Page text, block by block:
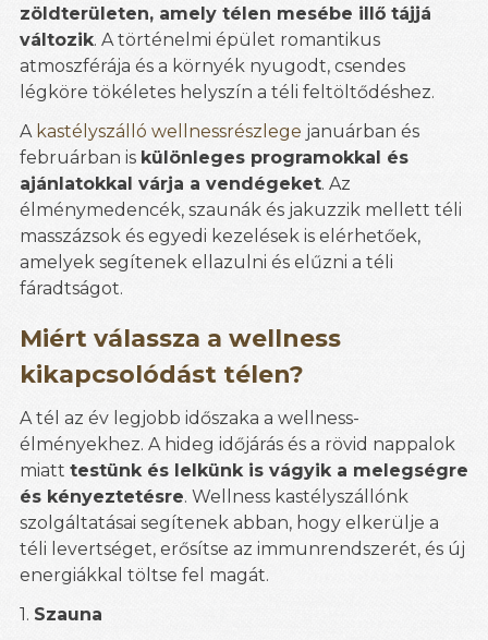
zöldterületen, amely télen mesébe illő tájjá
változik. A történelmi épület romantikus
atmoszférája és a környék nyugodt, csendes
légköre tökéletes helyszín a téli feltöltődéshez.
A kastélyszálló wellnessrészlege januárban és
februárban is különleges programokkal és
ajánlatokkal várja a vendégeket. Az
élménymedencék, szaunák és jakuzzik mellett téli
masszázsok és egyedi kezelések is elérhetőek,
amelyek segítenek ellazulni és elűzni a téli
fáradtságot.
Miért válassza a wellness
kikapcsolódást télen?
A tél az év legjobb időszaka a wellness-
élményekhez. A hideg időjárás és a rövid nappalok
miatt testünk és lelkünk is vágyik a melegségre
és kényeztetésre. Wellness kastélyszállónk
szolgáltatásai segítenek abban, hogy elkerülje a
téli levertséget, erősítse az immunrendszerét, és új
energiákkal töltse fel magát.
1. Szauna